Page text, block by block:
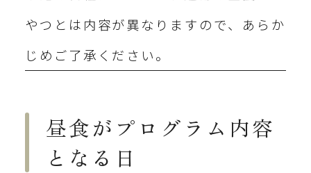
やつとは内容が異なりますので、あらか
じめご了承ください。
昼食がプログラム内容
となる日